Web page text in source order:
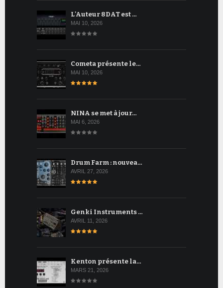
L'Auteur 8DAT est …
MAI 10, 2026
Cometa présente le…
MAI 10, 2026
NINA se met à jour…
MAI 6, 2026
Drum Farm : nouvea…
AVRIL 27, 2026
Genki Instruments …
AVRIL 11, 2026
Kenton présente la…
MARS 21, 2026